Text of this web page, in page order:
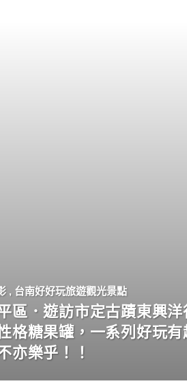
, 台南好好玩旅遊觀光景點
區．遊訪市定古蹟東興
格糖果罐，一系列好玩有
亦樂乎！！